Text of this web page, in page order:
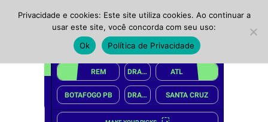
Privacidade e cookies: Este site utiliza cookies. Ao continuar a
usar este site, você concorda com seu uso:
Ok
Política de Privacidade